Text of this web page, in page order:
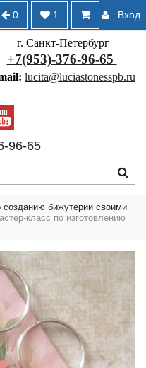
Вход
1
0
г. Санкт-Петербург
+7(953)-376-96-65
lucita@luciastonesspb.ru
96-65
бижутерии своими
класс по изготовлению